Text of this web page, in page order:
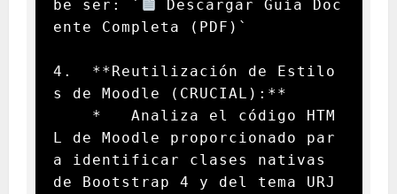
be ser: `
Descargar Guía Doc
ente Completa (PDF)`
4.  **Reutilización de Estilo
s de Moodle (CRUCIAL):**
L de Moodle proporcionado par
a identificar clases nativas
de Bootstrap 4 y del tema URJ